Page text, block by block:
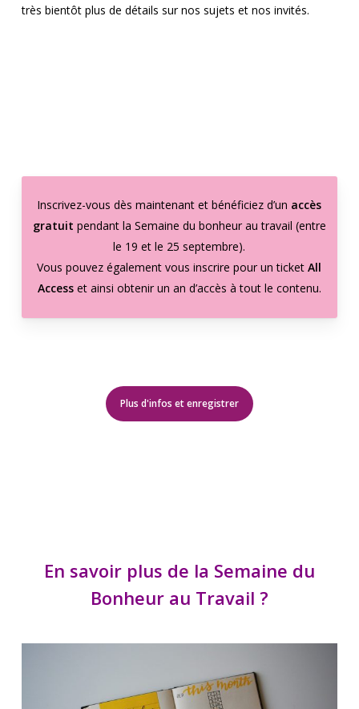
très bientôt plus de détails sur nos sujets et nos invités.
Inscrivez-vous dès maintenant et bénéficiez d’un accès
gratuit pendant la Semaine du bonheur au travail (entre
le 19 et le 25 septembre).
Vous pouvez également vous inscrire pour un ticketAll
Access et ainsi obtenir un an d’accès à tout le contenu.
Plus d'infos et enregistrer
En savoir plus de la Semaine du
Bonheur au Travail ?